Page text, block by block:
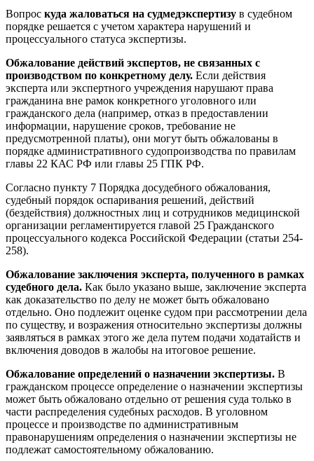
Вопрос куда жаловаться на судмедэкспертизу в судебном
порядке решается с учетом характера нарушений и
процессуального статуса экспертизы.
Обжалование действий экспертов, не связанных с
производством по конкретному делу. Если действия
эксперта или экспертного учреждения нарушают права
гражданина вне рамок конкретного уголовного или
гражданского дела (например, отказ в предоставлении
информации, нарушение сроков, требование не
предусмотренной платы), они могут быть обжалованы в
порядке административного судопроизводства по правилам
главы 22 КАС РФ или главы 25 ГПК РФ.
Согласно пункту 7 Порядка досудебного обжалования,
судебный порядок оспаривания решений, действий
(бездействия) должностных лиц и сотрудников медицинской
организации регламентируется главой 25 Гражданского
процессуального кодекса Российской Федерации (статьи 254-
258).
Обжалование заключения эксперта, полученного в рамках
судебного дела. Как было указано выше, заключение эксперта
как доказательство по делу не может быть обжаловано
отдельно. Оно подлежит оценке судом при рассмотрении дела
по существу, и возражения относительно экспертизы должны
заявляться в рамках этого же дела путем подачи ходатайств и
включения доводов в жалобы на итоговое решение.
Обжалование определений о назначении экспертизы. В
гражданском процессе определение о назначении экспертизы
может быть обжаловано отдельно от решения суда только в
части распределения судебных расходов. В уголовном
процессе и производстве по административным
правонарушениям определения о назначении экспертизы не
подлежат самостоятельному обжалованию.